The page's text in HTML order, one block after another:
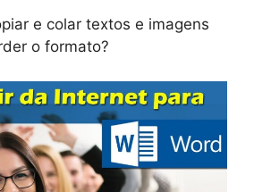
e colar textos e imagens
o formato?